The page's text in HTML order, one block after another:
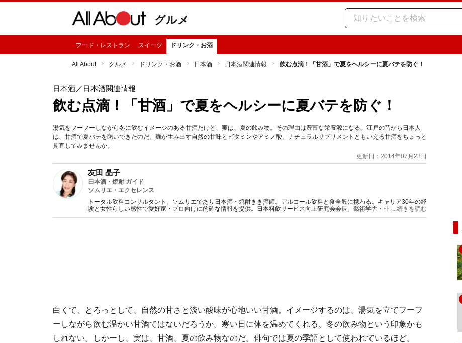
グルメ
フード・レストラン スイーツ ドリンク・お酒
All About グルメ ドリンク・お酒 日本酒 日本酒関連情報 飲む点滴！「甘酒」で夏をヘルシーに夏バテを防ぐ！
日本酒／日本酒関連情報
飲む点滴！「甘酒」で夏をヘルシーに夏バテを防ぐ！
湯気をフーフーしながら冬に飲むイメージのある甘酒だけど、実は、夏の飲み物。その理由は豊富な栄養源になる。江戸の昔から日本人
は、甘酒で夏バテを防いできたのだ。麹が生み出す自然の甘味とビタミンやアミノ酸。ナチュラルサプリメントともいえる甘酒をちょっと
見直してみませんか。
更新日：2014年07月23日
友田 晶子
日本酒・焼酎 ガイド
ソムリエ・エクセレンス
トータル飲料コンサルタント。ソムリエであり日本酒・焼酎きき酒師。アルコール飲料と食全般に携わる。キャリア30年の経
験と女性らしい感性で愛好家・プロ向けに的確な情報を提供。日本料飲サービス向上研究会会長。藝術学舎・非常勤講師。著
書多数。（一社）日本のSAKEとWINEを愛する女性の会（SAKE女の会）代表理事。
...続きを読む
白くて、とろっとして、自然の甘さと淡い酸味が心地いい甘酒。イメージするのは、湯気を立てフーフ
ーしながら飲む温かい甘酒ではないだろうか。寒い日に体を温めてくれる、冬の飲み物という印象かも
しれない。しかーし、実は、甘酒、夏の飲み物なのだ。俳句では夏の季語として使われているほど。